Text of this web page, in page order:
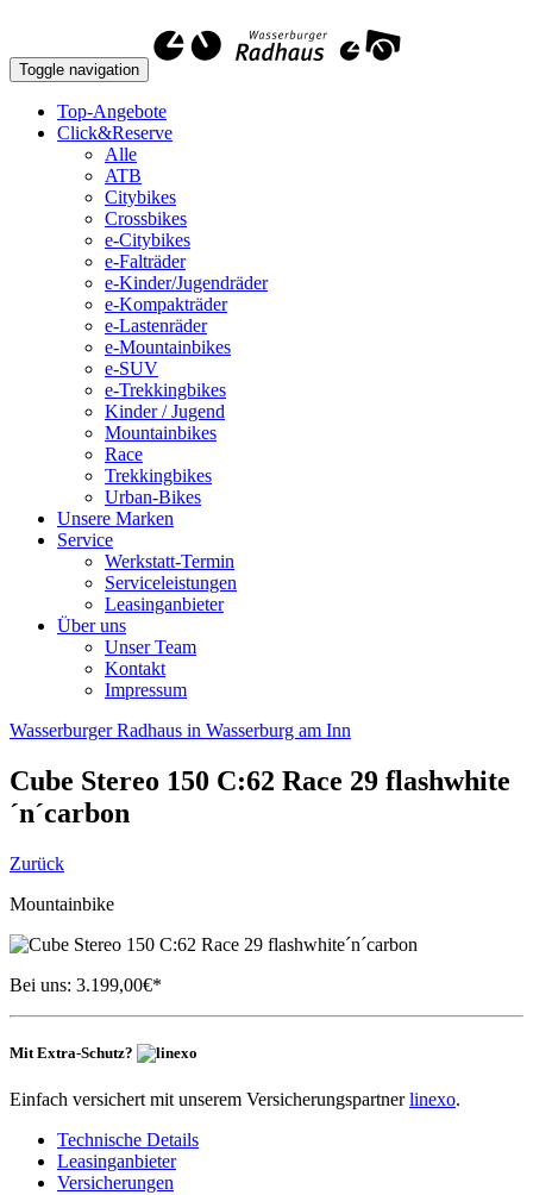
Toggle navigation
Top-Angebote
Click&Reserve
Alle
ATB
Citybikes
Crossbikes
e-Citybikes
e-Falträder
e-Kinder/Jugendräder
e-Kompakträder
e-Lastenräder
e-Mountainbikes
e-SUV
e-Trekkingbikes
Kinder / Jugend
Mountainbikes
Race
Trekkingbikes
Urban-Bikes
Unsere Marken
Service
Werkstatt-Termin
Serviceleistungen
Leasinganbieter
Über uns
Unser Team
Kontakt
Impressum
Wasserburger Radhaus in Wasserburg am Inn
Cube Stereo 150 C:62 Race 29 flashwhite
´n´carbon
Zurück
Mountainbike
Bei uns: 3.199,00€*
Mit Extra-Schutz?
Einfach versichert mit unserem Versicherungspartnerlinexo.
Technische Details
Leasinganbieter
Versicherungen